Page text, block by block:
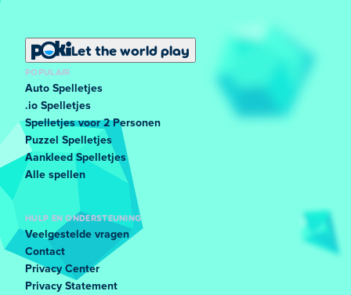
Let the world play
POPULAIR
Auto Spelletjes
.io Spelletjes
Spelletjes voor 2 Personen
Puzzel Spelletjes
Aankleed Spelletjes
Alle spellen
HULP EN ONDERSTEUNING
Veelgestelde vragen
Contact
Privacy Center
Privacy Statement